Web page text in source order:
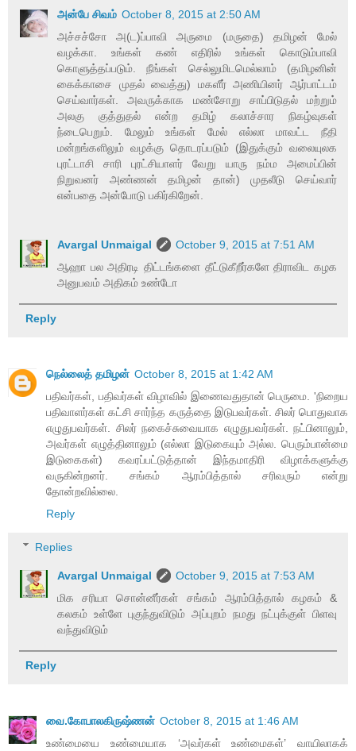
அன்பே சிவம் October 8, 2015 at 2:50 AM
அச்சச்சோ அ(ட)ப்பாவி அருமை (மருதை) தமிழன் மேல்
வழக்கா. உங்கள் கண் எதிரில் உங்கள் கொடும்பாவி
கொளுத்தப்படும். நீங்கள் செல்லுமிடமெல்லாம் (தமிழனின்
கைக்காசை முதல் வைத்து) மகளீர் அணியினர் ஆர்பாட்டம்
செய்வார்கள். அவருக்காக மண்சோறு சாப்பிடுதல் மற்றும்
அலகு குத்துதல் என்ற தமிழ் கலாச்சார நிகழ்வுகள்
ந்டைபெறும். மேலும் உங்கள் மேல் எல்லா மாவட்ட நீதி
மன்றங்களிலும் வழக்கு தொடரப்படும் (இதுக்கும் வலையுலக
புரட்டாசி சாரி புரட்சியாளர் வேறு யாரு நம்ம அமைப்பின்
நிறுவனர் அண்ணன் தமிழன் தான்) முதலீடு செய்வார்
என்பதை அன்போடு பகிர்கிறேன்.
Avargal Unmaigal
October 9, 2015 at 7:51 AM
ஆஹா பல அதிரடி திட்டங்களை தீட்டுகீறீர்களே திராவிட கழக
அனுபவம் அதிகம் உண்டோ
Reply
நெல்லைத் தமிழன் October 8, 2015 at 1:42 AM
பதிவர்கள், பதிவர்கள் விழாவில் இணைவதுதான் பெருமை. 'நிறைய
பதிவாளர்கள் கட்சி சார்ந்த கருத்தை இடுபவர்கள். சிலர் பொதுவாக
எழுதுபவர்கள். சிலர் நகைச்சுவையாக எழுதுபவர்கள். நட்பினாலும்,
அவர்கள் எழுத்தினாலும் (எல்லா இடுகையும் அல்ல. பெரும்பான்மை
இடுகைகள்) கவரப்பட்டுத்தான் இந்தமாதிரி விழாக்களுக்கு
வருகின்றனர். சங்கம் ஆரம்பித்தால் சரிவரும் என்று
தோன்றவில்லை.
Reply
Replies
Avargal Unmaigal
October 9, 2015 at 7:53 AM
மிக சரியா சொன்னீர்கள் சங்கம் ஆரம்பித்தால் கழகம் &
கலகம் உள்ளே புகுந்துவிடும் அப்புறம் நமது நட்புக்குள் பிளவு
வந்துவிடும்
Reply
வை.கோபாலகிருஷ்ணன் October 8, 2015 at 1:46 AM
உண்மையை உண்மையாக ‘அவர்கள் உண்மைகள்’ வாயிலாகக்